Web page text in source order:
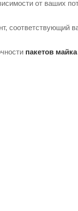
от ваших
соответствующий
пакетов майка